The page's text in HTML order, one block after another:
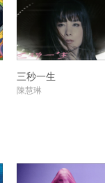
三秒一生
陳慧琳